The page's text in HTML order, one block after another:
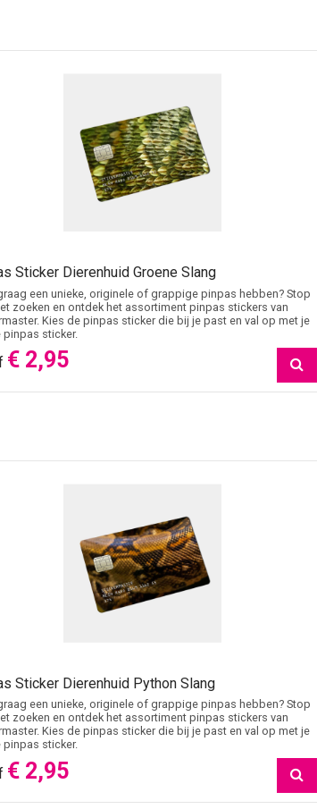
Sticker Dierenhuid Groene Slang
een unieke, originele of grappige pinpas hebben? Stop
zoeken en ontdek het assortiment pinpas stickers van
Kies de pinpas sticker die bij je past en val op met je
pinpas sticker.
€ 2,95
Sticker Dierenhuid Python Slang
een unieke, originele of grappige pinpas hebben? Stop
zoeken en ontdek het assortiment pinpas stickers van
Kies de pinpas sticker die bij je past en val op met je
pinpas sticker.
€ 2,95